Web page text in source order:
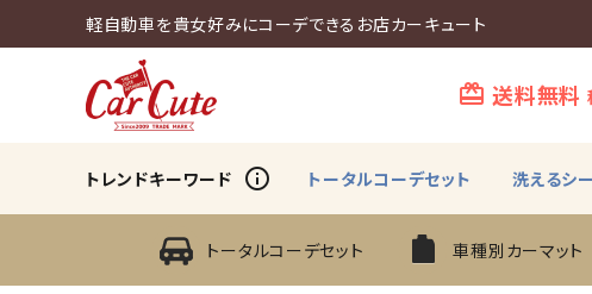
軽自動車を貴女好みにコーデできるお店カーキュート
card_giftcard 送料無料
トレンドキーワード info_outline トータルコーデセット 洗えるシ
トータルコーデセット 車種別カーマット